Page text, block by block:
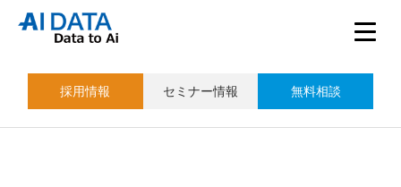
採用情報 セミナー情報 無料相談